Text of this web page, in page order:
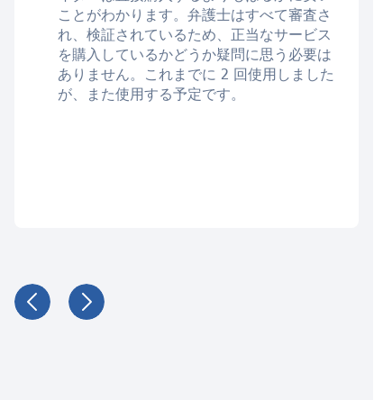
ことがわかります。弁護士はすべて審査さ
れ、検証されているため、正当なサービス
を購入しているかどうか疑問に思う必要は
ありません。これまでに 2 回使用しました
が、また使用する予定です。